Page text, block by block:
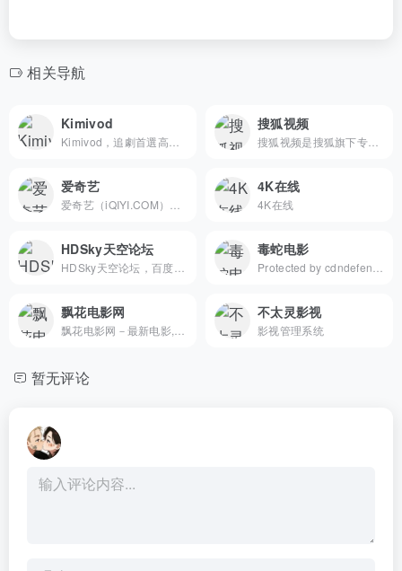
相关导航
Kimivod 搜狐视频
爱奇艺 4K在线
4K在线
HDSky天空论坛 毒蛇电影
飘花电影网 不太灵影视
影视管理系统
暂无评论